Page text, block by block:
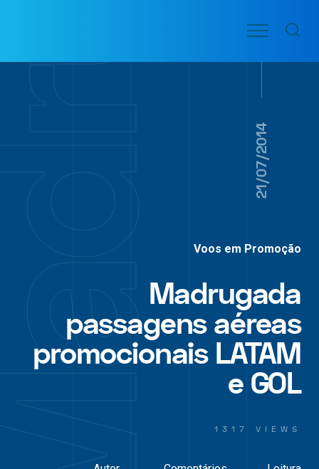
conteúdo
VOO
AÉREAS
Menu
21/07/2014
Voos em Promoção
Madrugada
passagens aéreas
promocionais LATAM
e GOL
1317 VIEWS